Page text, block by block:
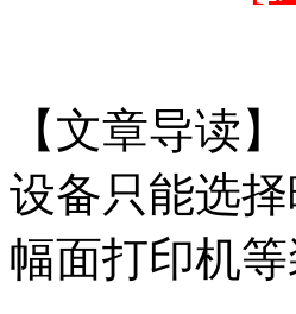
【文章导读
设备只能选
幅面打印机